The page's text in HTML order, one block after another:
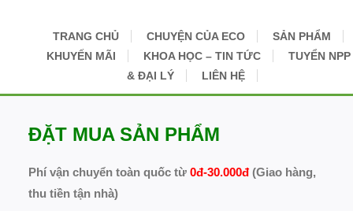
TRANG CHỦ CHUYỆN CỦA ECO
SẢN PHẨM
KHUYẾN MÃI
KHOA HỌC – TIN TỨC
TUYỂN NPP
& ĐẠI LÝ
LIÊN HỆ
ĐẶT MUA SẢN PHẨM
Phí vận chuyển toàn quốc từ 0đ-30.000đ(Giao hàng,
thu tiền tận nhà)